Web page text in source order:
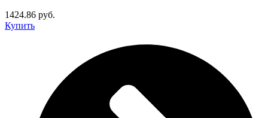
1424.86 руб.
Купить